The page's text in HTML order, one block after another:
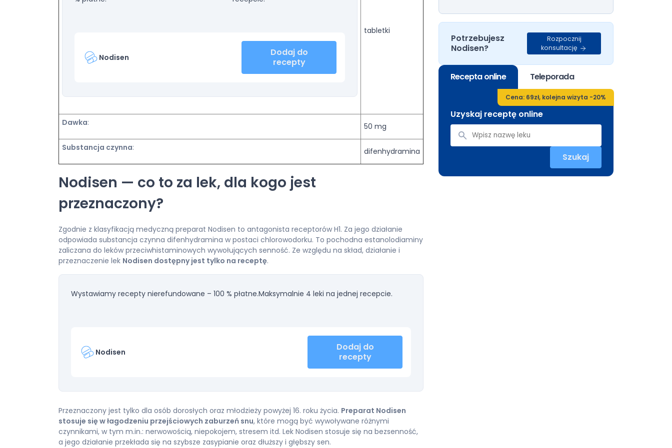
Nodisen
Dodaj do
recepty
tabletki
Dawka: 50 mg
Substancja czynna: difenhydramina
Nodisen — co to za lek, dla kogo jest
przeznaczony?
Zgodnie z klasyfikacją medyczną preparat Nodisen to antagonista receptorów H1. Za jego działanie
odpowiada substancja czynna difenhydramina w postaci chlorowodorku. To pochodna estanolodiaminy
zaliczana do leków przeciwhistaminowych wywołujących senność. Ze względu na skład, działanie i
przeznaczenie lek Nodisen dostępny jest tylko na receptę.
Wystawiamy recepty nierefundowane – 100 % płatne.Maksymalnie 4 leki na jednej recepcie.
Nodisen
Dodaj do
recepty
Przeznaczony jest tylko dla osób dorosłych oraz młodzieży powyżej 16. roku życia. Preparat Nodisen
stosuje się w łagodzeniu przejściowych zaburzeń snu, które mogą być wywoływane różnymi
czynnikami, w tym m.in.: nerwowością, niepokojem, stresem itd. Lek Nodisen stosuje się na bezsenność,
a jego działanie przekłada się na szybsze zasypianie oraz dłuższy i głębszy sen.
Potrzebujesz
Nodisen?
Rozpocznij
konsultację
Recepta online Teleporada
Cena: 69zł, kolejna wizyta -20%
Uzyskaj receptę online
Szukaj